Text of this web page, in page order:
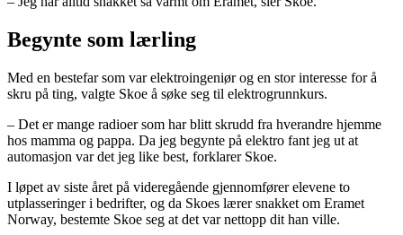
Begynte som lærling
Med en bestefar som var elektroingeniør og en stor interesse for å
skru på ting, valgte Skoe å søke seg til elektrogrunnkurs.
– Det er mange radioer som har blitt skrudd fra hverandre hjemme
hos mamma og pappa. Da jeg begynte på elektro fant jeg ut at
automasjon var det jeg like best, forklarer Skoe.
I løpet av siste året på videregående gjennomfører elevene to
utplasseringer i bedrifter, og da Skoes lærer snakket om Eramet
Norway, bestemte Skoe seg at det var nettopp dit han ville.